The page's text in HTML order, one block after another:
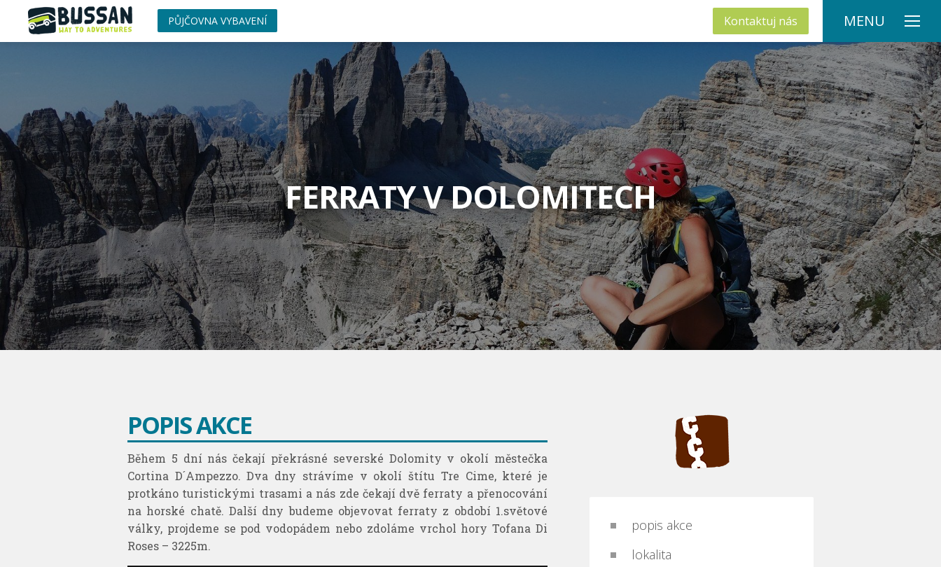
PŮJČOVNA VYBAVENÍ MENU
Kontaktuj nás
FERRATY V DOLOMITECH
popis akce
lokalita
POPIS AKCE
Během 5 dní nás čekají překrásné severské Dolomity v okolí městečka
Cortina D´Ampezzo. Dva dny strávíme v okolí štítu Tre Cime, které je
protkáno turistickými trasami a nás zde čekají dvě ferraty a přenocování
na horské chatě. Další dny budeme objevovat ferraty z období 1.světové
války, projdeme se pod vodopádem nebo zdoláme vrchol hory Tofana Di
Roses – 3225m.